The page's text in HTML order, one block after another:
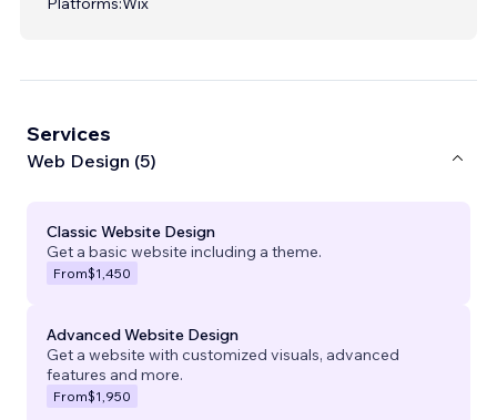
Services
Web Design (5)
Classic Website Design
Get a basic website including a theme.
From$1,450
Advanced Website Design
Get a website with customized visuals, advanced
features and more.
From$1,950